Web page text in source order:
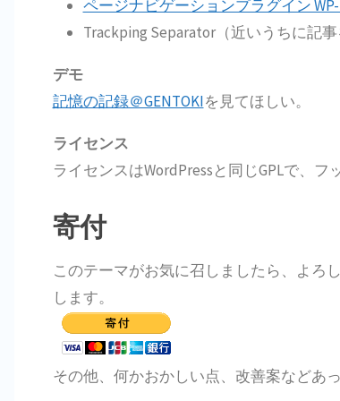
ページナビゲーションプラグイン WP-
Trackping Separator（近いうちに記事
デモ
記憶の記録＠GENTOKIを見てほしい。
ライセンス
ライセンスはWordPressと同じGPLで、
寄付
このテーマがお気に召しましたら、よろ
します。
その他、何かおかしい点、改善案などあ